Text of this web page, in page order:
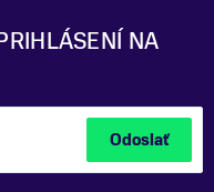
NA
Odoslať